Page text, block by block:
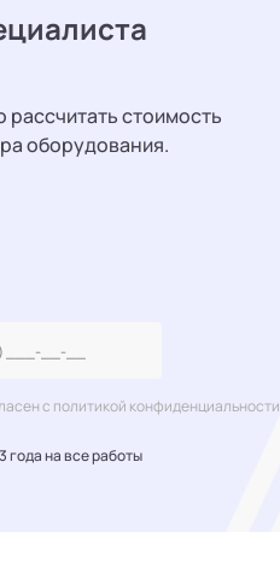
стоимость
оборудования.
с политикой конфиденциальности
года на все работы